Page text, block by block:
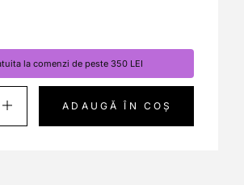
la comenzi de peste 350 LEI
ADAUGĂ ÎN COȘ